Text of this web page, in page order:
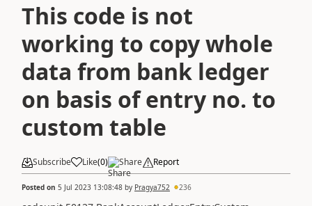
This code is not
working to copy whole
data from bank ledger
on basis of entry no. to
custom table
Subscribe Like(0) Share Report
Posted on 5 Jul 2023 13:08:48 by Pragya752 236